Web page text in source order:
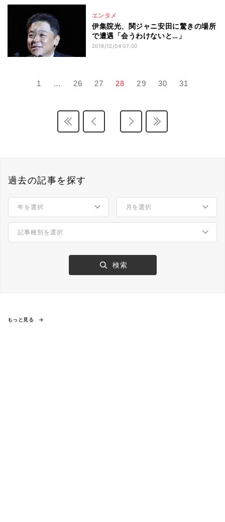
エンタメ
伊集院光、関ジャニ安田に驚きの場所
で遭遇「会うわけないと…」
2018/12/04 07:00
1 … 26 27 28 29 30 31
過去の記事を探す
もっと見る